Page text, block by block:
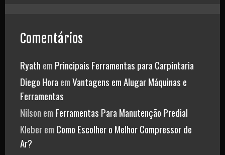
Comentários
Ryath em Principais Ferramentas para Carpintaria
Diego Hora emVantagens em Alugar Máquinas e
Ferramentas
Nilson em Ferramentas Para Manutenção Predial
Kleberem Como Escolher o Melhor Compressor de
Ar?